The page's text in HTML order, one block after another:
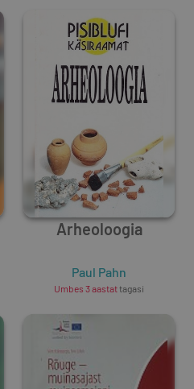
Arheoloogia
Paul Pahn
Umbes 3 aastattagasi